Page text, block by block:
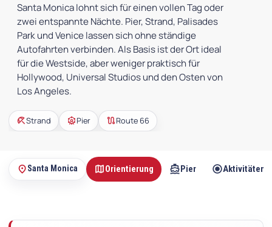
Santa Monica lohnt sich für einen vollen Tag oder
zwei entspannte Nächte. Pier, Strand, Palisades
Park und Venice lassen sich ohne ständige
Autofahrten verbinden. Als Basis ist der Ort ideal
für die Westside, aber weniger praktisch für
Hollywood, Universal Studios und den Osten von
Los Angeles.
beach_accessStrand attractionsPier routeRoute 66
dieser
placeSanta Monica mapOrientierung directions_boat Pier radio_button_checkedAktivitäten